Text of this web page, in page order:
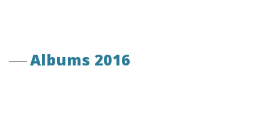
Albums 2016